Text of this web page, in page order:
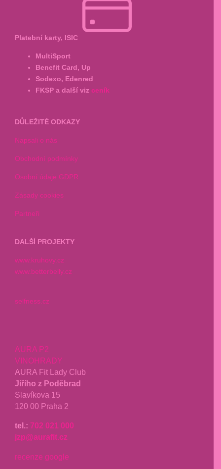
Platební karty, ISIC
MultiSport
Benefit Card, Up
Sodexo, Edenred
FKSP a další viz ceník
DŮLEŽITÉ ODKAZY
Napsali o nás
Obchodní podmínky
Osobní údaje GDPR
Zásady cookies
Partneři
DALŠÍ PROJEKTY
www.kruhovy.cz
www.betterbelly.cz
selfness.cz
AURA P2
VINOHRADY
AURA Fit Lady Club
Jiřího z Poděbrad
Slavíkova 15
120 00 Praha 2
tel.: 702 021 000
jzp@aurafit.cz
recenze google